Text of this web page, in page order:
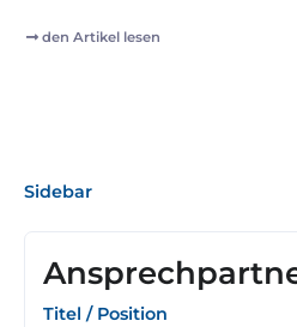
den Artikel lesen
Sidebar
Titel / Position